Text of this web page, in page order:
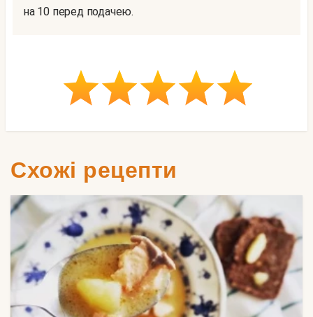
на 10 перед подачею.
Схожі рецепти